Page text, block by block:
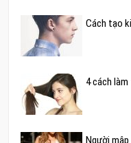
Cách tạo
4 cách
Người